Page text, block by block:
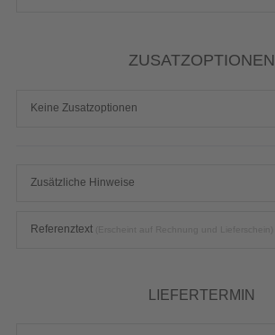
ZUSATZOPTIONEN
Keine Zusatzoptionen
Zusätzliche Hinweise
Referenztext
LIEFERTERMIN